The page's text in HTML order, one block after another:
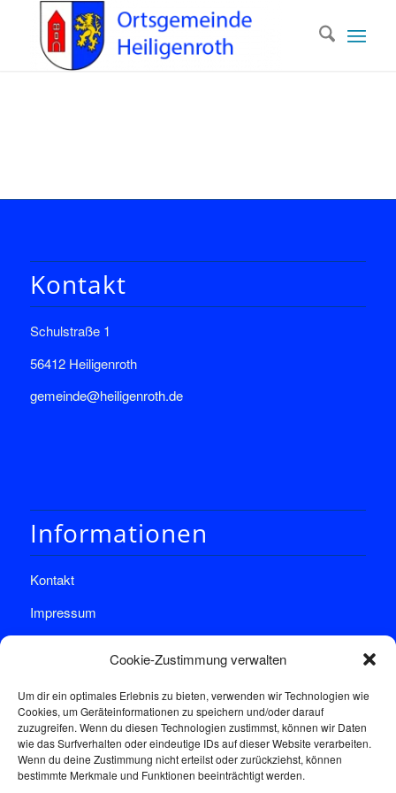
Cookie-Zustimmung verwalten
Um dir ein optimales Erlebnis zu bieten, verwenden wir Technologien wie
Cookies, um Geräteinformationen zu speichern und/oder darauf
zuzugreifen. Wenn du diesen Technologien zustimmst, können wir Daten
wie das Surfverhalten oder eindeutige IDs auf dieser Website verarbeiten.
Wenn du deine Zustimmung nicht erteilst oder zurückziehst, können
bestimmte Merkmale und Funktionen beeinträchtigt werden.
Kontakt
Schulstraße 1
56412 Heiligenroth
gemeinde@heiligenroth.de
Informationen
Kontakt
Impressum
Sprechstunde